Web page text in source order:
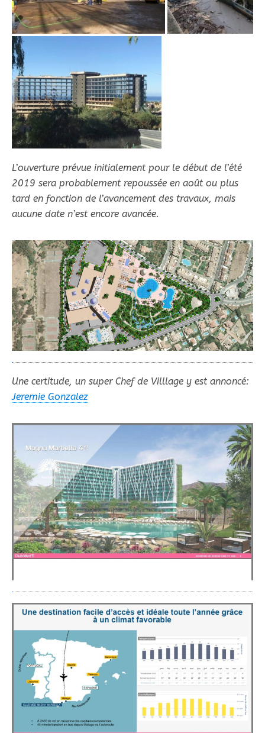
L’ouverture prévue initialement pour le début de l’été
2019 sera probablement repoussée en août ou plus
tard en fonction de l’avancement des travaux, mais
aucune date n’est encore avancée.
Une certitude, un super Chef de Villlage y est annoncé:
Jeremie Gonzalez